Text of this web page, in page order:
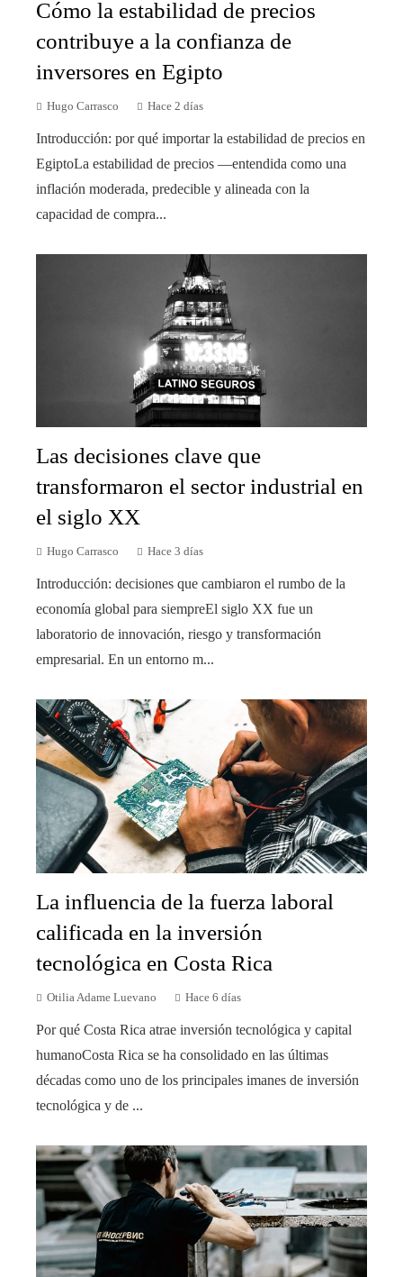
Cómo la estabilidad de precios
contribuye a la confianza de
inversores en Egipto
Hugo Carrasco Hace 2 días
Introducción: por qué importar la estabilidad de precios en
EgiptoLa estabilidad de precios —entendida como una
inflación moderada, predecible y alineada con la
capacidad de compra...
Las decisiones clave que
transformaron el sector industrial en
el siglo XX
Hugo Carrasco Hace 3 días
Introducción: decisiones que cambiaron el rumbo de la
economía global para siempreEl siglo XX fue un
laboratorio de innovación, riesgo y transformación
empresarial. En un entorno m...
La influencia de la fuerza laboral
calificada en la inversión
tecnológica en Costa Rica
Otilia Adame Luevano Hace 6 días
Por qué Costa Rica atrae inversión tecnológica y capital
humanoCosta Rica se ha consolidado en las últimas
décadas como uno de los principales imanes de inversión
tecnológica y de ...